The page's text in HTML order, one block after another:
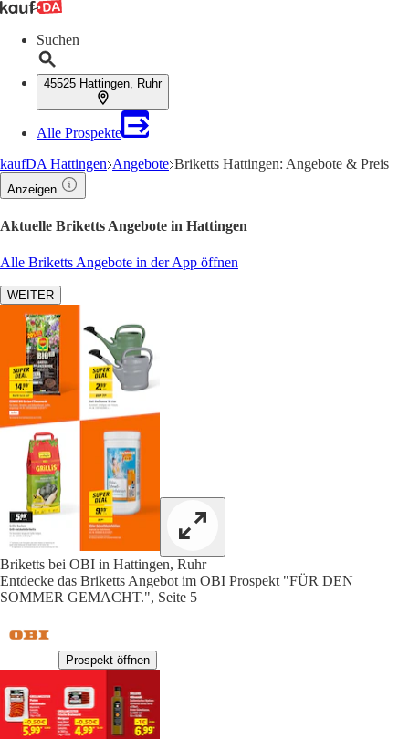
Suchen
45525 Hattingen, Ruhr
Alle Prospekte
kaufDA Hattingen Angebote Briketts Hattingen: Angebote & Preis
Anzeigen
Aktuelle Briketts Angebote in Hattingen
Alle Briketts Angebote in der App öffnen
WEITER
Briketts bei OBI in Hattingen, Ruhr
Entdecke das Briketts Angebot im OBI Prospekt "FÜR DEN
SOMMER GEMACHT.", Seite 5
Prospekt öffnen